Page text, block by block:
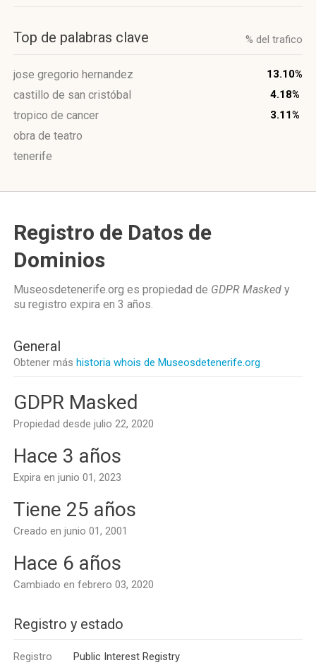
Top de palabras clave % del trafico
jose gregorio hernandez 13.10%
castillo de san cristóbal 4.18%
tropico de cancer 3.11%
obra de teatro
tenerife
Registro de Datos de
Dominios
Museosdetenerife.org es propiedad de GDPR Masked y
su registro expira en 3 años.
General
Obtener más historia whois de Museosdetenerife.org
GDPR Masked
Propiedad desde julio 22, 2020
Hace 3 años
Expira en junio 01, 2023
Tiene 25 años
Creado en junio 01, 2001
Hace 6 años
Cambiado en febrero 03, 2020
Registro y estado
Registro Public Interest Registry